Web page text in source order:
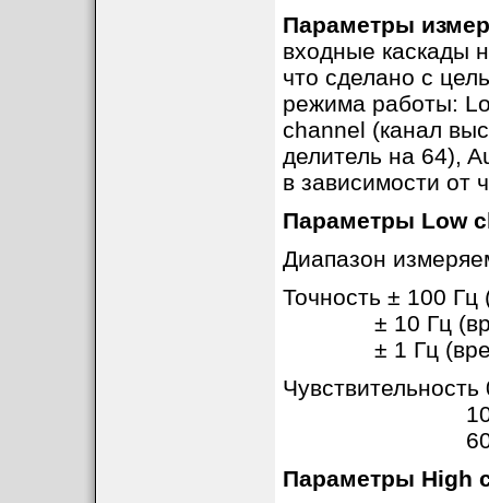
Параметры
входные каскады
что сделано с
режима работы:
channel (канал
делитель на 64),
в зависимости от
Параметры Low
Диапазон
Точность ± 100
± 10 Гц
± 1 Гц (время
10 МГц ..
60 МГц ..
Параметры High